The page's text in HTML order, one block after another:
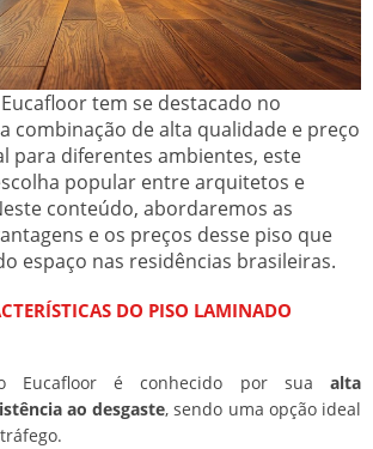
tem se destacado no
combinação de alta qualidade e preço
para diferentes ambientes, este
popular entre arquitetos e
conteúdo, abordaremos as
e os preços desse piso que
espaço nas residências brasileiras.
DO PISO LAMINADO
Eucafloor é conhecido por sua alta
ao desgaste, sendo uma opção ideal